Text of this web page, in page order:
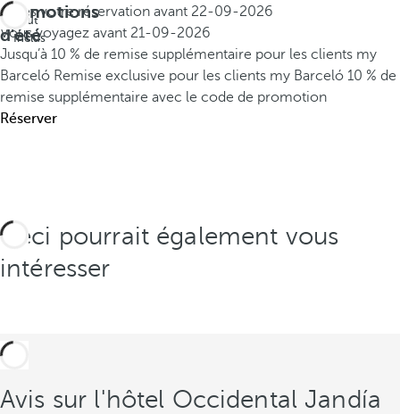
Promotions
d'été
Tout
Inclus
Faites votre réservation avant 22-09-2026
Vous voyagez avant 21-09-2026
Jusqu’à 10 % de remise supplémentaire pour les clients my
Barceló Remise exclusive pour les clients my Barceló 10 % de
remise supplémentaire avec le code de promotion
Réserver
Ceci pourrait également vous
intéresser
Avis sur l'hôtel Occidental Jandía